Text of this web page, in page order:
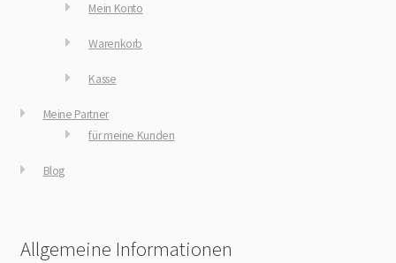
Mein Konto
Warenkorb
Kasse
Meine Partner
für meine Kunden
Blog
Allgemeine Informationen